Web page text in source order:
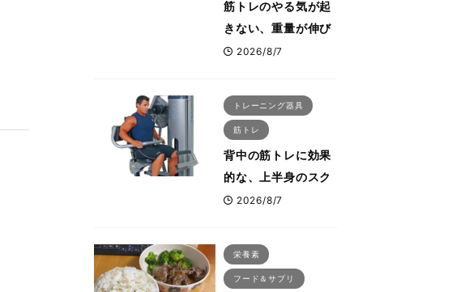
筋トレのやる気が起
きない、重量が伸び
ない ボディビル世
える食事・睡眠・呼
吸の整え方
2026/8/7
トレーニング器具
筋トレ
背中の筋トレに効果
的な、上半身のスク
ワットとも言われた
ス・プルオーバーマ
シン”とは？
2026/8/7
栄養素
フード＆サプリ